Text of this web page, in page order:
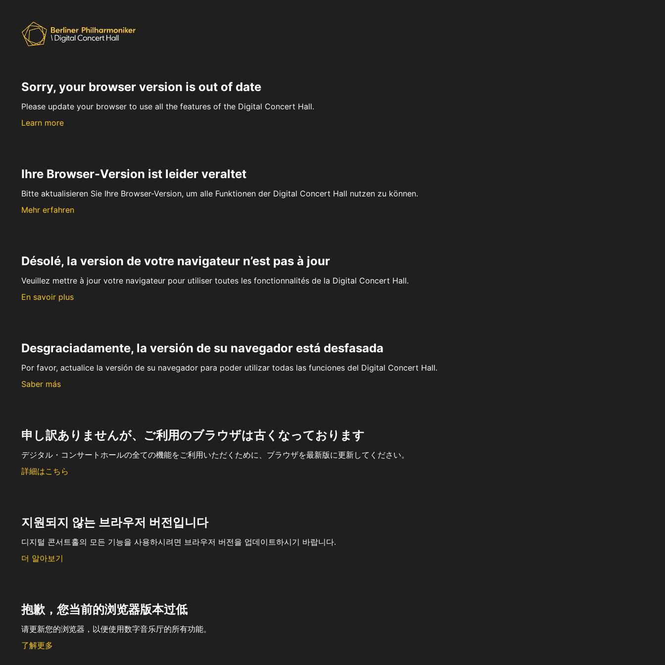
Sorry, your browser version is out of date
Please update your browser to use all the features of the Digital Concert Hall.
Learn more
Ihre Browser-Version ist leider veraltet
Bitte aktualisieren Sie Ihre Browser-Version, um alle Funktionen der Digital Concert Hall nutzen zu können.
Mehr erfahren
Désolé, la version de votre navigateur n’est pas à jour
Veuillez mettre à jour votre navigateur pour utiliser toutes les fonctionnalités de la Digital Concert Hall.
En savoir plus
Desgraciadamente, la versión de su navegador está desfasada
Por favor, actualice la versión de su navegador para poder utilizar todas las funciones del Digital Concert Hall.
Saber más
申し訳ありませんが、ご利用のブラウザは古くなっております
デジタル・コンサートホールの全ての機能をご利用いただくために、ブラウザを最新版に更新してください。
詳細はこちら
지원되지 않는 브라우저 버전입니다
디지털 콘서트홀의 모든 기능을 사용하시려면 브라우저 버전을 업데이트하시기 바랍니다.
더 알아보기
抱歉，您当前的浏览器版本过低
请更新您的浏览器，以便使用数字音乐厅的所有功能。
了解更多